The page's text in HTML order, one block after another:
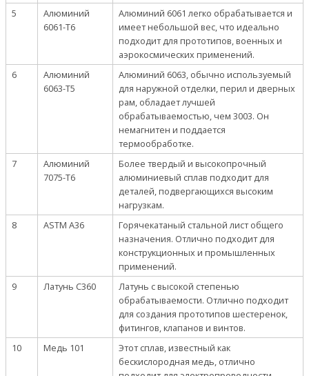
5
Алюминий
6061-T6
Алюминий 6061 легко обрабатывается и
имеет небольшой вес, что идеально
подходит для прототипов, военных и
аэрокосмических применений.
6
Алюминий
6063-T5
Алюминий 6063, обычно используемый
для наружной отделки, перил и дверных
рам, обладает лучшей
обрабатываемостью, чем 3003. Он
немагнитен и поддается
термообработке.
7
Алюминий
7075-T6
Более твердый и высокопрочный
алюминиевый сплав подходит для
деталей, подвергающихся высоким
нагрузкам.
8
ASTM A36
Горячекатаный стальной лист общего
назначения. Отлично подходит для
конструкционных и промышленных
применений.
9
Латунь C360
Латунь с высокой степенью
обрабатываемости. Отлично подходит
для создания прототипов шестеренок,
фитингов, клапанов и винтов.
10
Медь 101
Этот сплав, известный как
бескислородная медь, отлично